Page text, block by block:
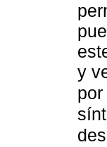
y